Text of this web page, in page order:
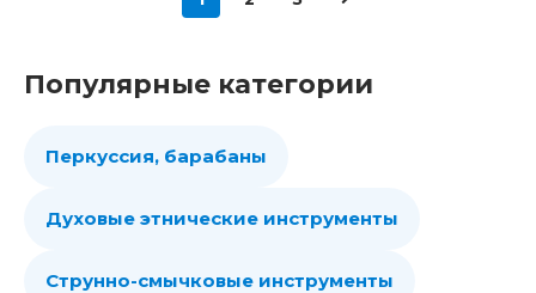
Популярные категории
Перкуссия, барабаны
Духовые этнические инструменты
Струнно-смычковые инструменты